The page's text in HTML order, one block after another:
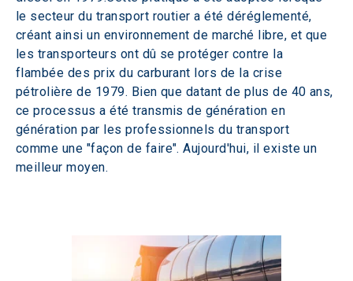
le secteur du transport routier a été déréglementé,
créant ainsi un environnement de marché libre, et que
les transporteurs ont dû se protéger contre la
flambée des prix du carburant lors de la crise
pétrolière de 1979. Bien que datant de plus de 40 ans,
ce processus a été transmis de génération en
génération par les professionnels du transport
comme une "façon de faire". Aujourd'hui, il existe un
meilleur moyen.